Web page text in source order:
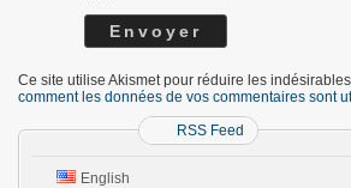
Ce site utilise Akismet pour réduire les
comment les données de vos commentaires sont
RSS Feed
English